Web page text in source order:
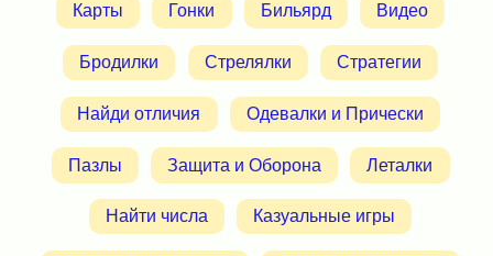
Карты Гонки Бильярд Видео
Бродилки Стрелялки Стратегии
Найди отличия Одевалки и Прически
Пазлы Защита и Оборона Леталки
Найти числа Казуальные игры